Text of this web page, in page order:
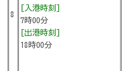
8
[入港時刻]
7時00分
[出港時刻]
18時00分